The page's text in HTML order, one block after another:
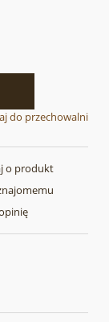
do przechowalni
o produkt